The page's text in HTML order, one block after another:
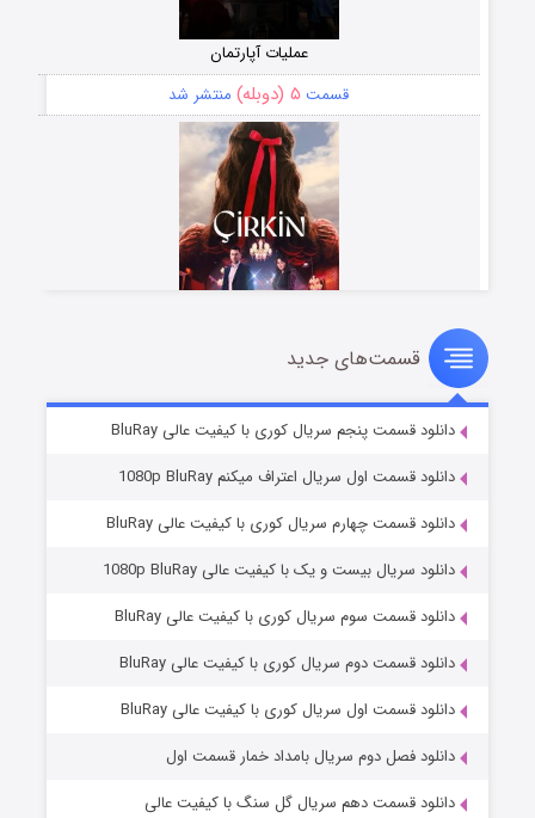
عملیات آپارتمان
قسمت ۵ (دوبله) منتشر شد
سریال زشت
قسمت۲ (زیرنویس) منتشر شد
مردگان متحرک: شهر مرده ۳
قسمت۲ (زیرنویس) منتشر شد
قسمت‌های جدید
دانلود قسمت پنجم سریال کوری با کیفیت عالی BluRay
دانلود قسمت اول سریال اعتراف میکنم 1080p BluRay
دانلود قسمت چهارم سریال کوری با کیفیت عالی BluRay
دانلود سریال بیست و یک با کیفیت عالی 1080p BluRay
دانلود قسمت سوم سریال کوری با کیفیت عالی BluRay
دانلود قسمت دوم سریال کوری با کیفیت عالی BluRay
دانلود قسمت اول سریال کوری با کیفیت عالی BluRay
دانلود فصل دوم سریال بامداد خمار قسمت اول
دانلود قسمت دهم سریال گل سنگ با کیفیت عالی